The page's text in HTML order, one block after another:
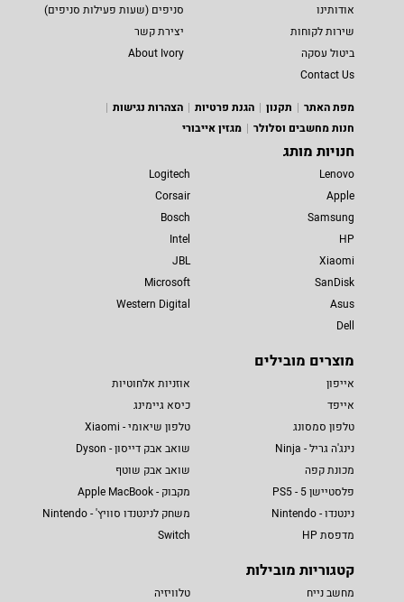
אודותינו
סניפים (שעות פעילות סניפים)
שירות לקוחות
יצירת קשר
ביטול עסקה
About Ivory
Contact Us
מפת האתר
תקנון הגנת פרטיות
הצהרות נגישות
חנות מחשבים וסלולר
מגזין אייבורי
חנויות מותג
Lenovo
Apple
Samsung
HP
Xiaomi
SanDisk
Asus
Dell
Logitech
Corsair
Bosch
Intel
JBL
Microsoft
Western Digital
מוצרים מובילים
אייפון
אייפד
טלפון סמסונג
נינג'ה גריל - Ninja
מכונת קפה
פלסטיישן 5 - PS5
נינטנדו - Nintendo
מדפסת HP
אוזניות אלחוטיות
כיסא גיימינג
טלפון שיאומי - Xiaomi
שואב אבק דייסון - Dyson
שואב אבק שוטף
מקבוק - Apple MacBook
משחק לנינטנדו סוויץ' - Nintendo
Switch
קטגוריות מובילות
מחשב נייח
טלוויזיה